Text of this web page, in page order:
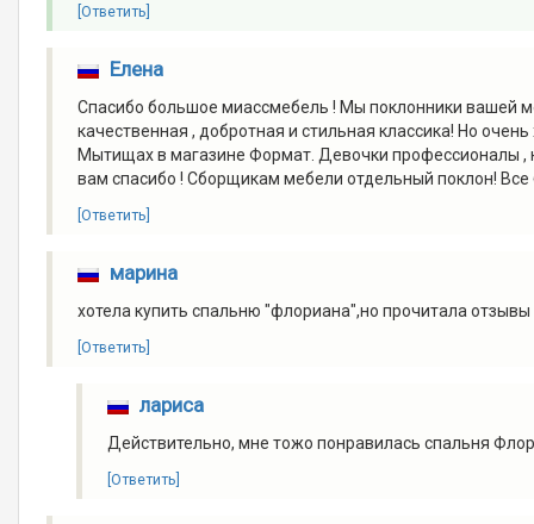
[Ответить]
Елена
Спасибо большое миассмебель ! Мы поклонники вашей
качественная , добротная и стильная классика! Но
Мытищах в магазине Формат. Девочки профессионалы
вам спасибо ! Сборщикам мебели отдельный поклон!
[Ответить]
марина
хотела купить спальню "флориана",но прочитала
[Ответить]
лариса
Действительно, мне тожо понравилась спальня
[Ответить]